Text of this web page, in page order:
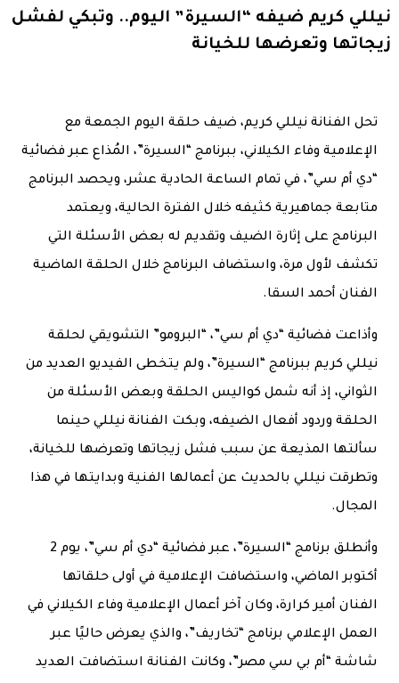
نيللي كريم ضيفه “السيرة” اليوم.. وتبكي لفشل
زيجاتها وتعرضها للخيانة
تحل الفنانة نيللي كريم، ضيف حلقة اليوم الجمعة مع
الإعلامية وفاء الكيلاني، ببرنامج “السيرة”، المُذاع عبر فضائية
“دي أم سي”، في تمام الساعة الحادية عشر، ويحصد البرنامج
متابعة جماهيرية كثيفه خلال الفترة الحالية، ويعتمد
البرنامج على إثارة الضيف وتقديم له بعض الأسئلة التي
تكشف لأول مرة، واستضاف البرنامج خلال الحلقة الماضية
الفنان أحمد السقا.
وأذاعت فضائية “دي أم سي”، “البرومو” التشويقي لحلقة
نيللي كريم ببرنامج “السيرة”، ولم يتخطى الفيديو العديد من
الثواني، إذ أنه شمل كواليس الحلقة وبعض الأسئلة من
الحلقة وردود أفعال الضيفه، وبكت الفنانة نيللي حينما
سألتها المذيعة عن سبب فشل زيجاتها وتعرضها للخيانة،
وتطرقت نيللي بالحديث عن أعمالها الفنية وبدايتها في هذا
المجال.
وأنطلق برنامج “السيرة”، عبر فضائية “دي أم سي”، يوم 2
أكتوبر الماضي، واستضافت الإعلامية في أولى حلقاتها
الفنان أمير كرارة، وكان آخر أعمال الإعلامية وفاء الكيلاني في
العمل الإعلامي برنامج “تخاريف”، والذي يعرض حاليًا عبر
شاشة “أم بي سي مصر”، وكانت الفنانة استضافت العديد